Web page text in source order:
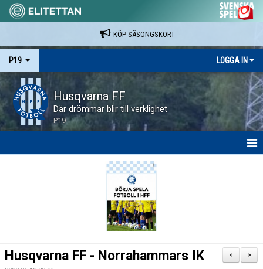
KÖP SÄSONGSKORT
P19 LOGGA IN
Husqvarna FF
Där drömmar blir till verklighet
P19
BILDGALLERI
>
<
Husqvarna FF - Norrahammars IK